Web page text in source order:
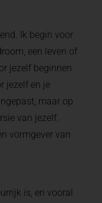
Ik begin voor
een leven of
jezelf beginnen
jezelf en je
maar op
van jezelf.
vormgever van
is, en vooral